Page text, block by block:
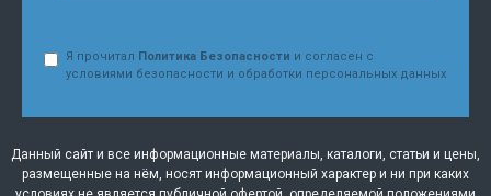
Я прочитал Политика Безопасности и согласен с
условиями безопасности и обработки персональных данных
Данный сайт и все информационные материалы, каталоги, статьи и цены,
размещенные на нём, носят информационный характер и ни при каких